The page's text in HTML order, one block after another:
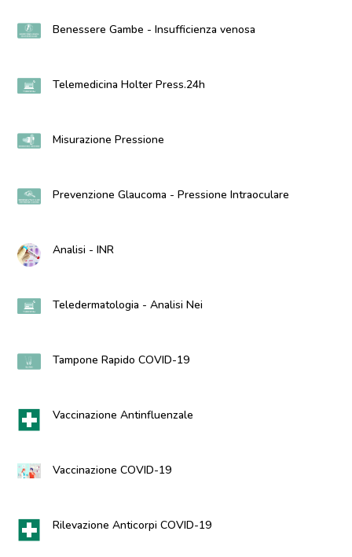
Benessere Gambe - Insufficienza venosa
Telemedicina Holter Press.24h
Misurazione Pressione
Prevenzione Glaucoma - Pressione Intraoculare
Analisi - INR
Teledermatologia - Analisi Nei
Tampone Rapido COVID-19
Vaccinazione Antinfluenzale
Vaccinazione COVID-19
Rilevazione Anticorpi COVID-19